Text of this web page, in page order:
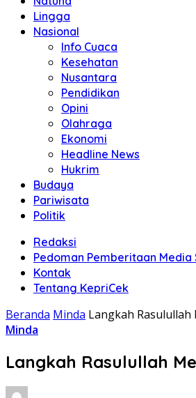
Lingga
Nasional
Info Cuaca
Kesehatan
Nusantara
Pendidikan
Opini
Olahraga
Ekonomi
Headline News
Hukrim
Budaya
Pariwisata
Politik
Redaksi
Pedoman Pemberitaan Media
Kontak
Tentang KepriCek
Beranda Minda Langkah Rasulullah
Minda
Langkah Rasulullah